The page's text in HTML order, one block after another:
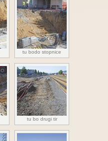
tu bodo stopnice
tu bo drugi tir